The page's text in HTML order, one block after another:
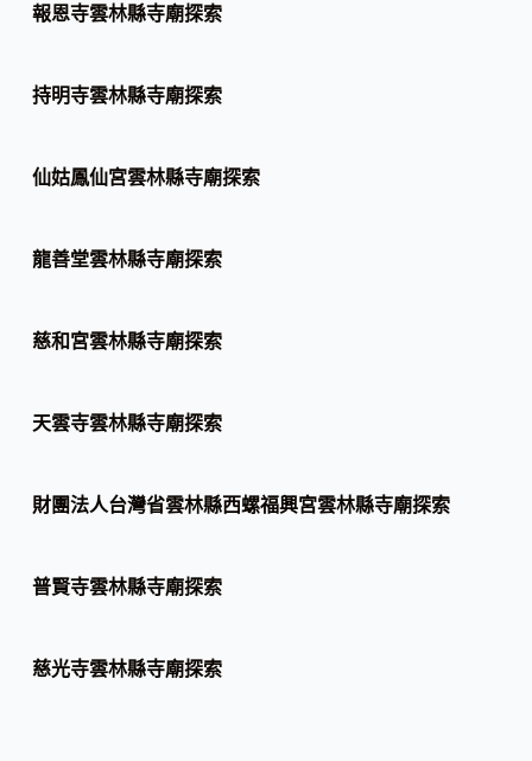
報恩寺雲林縣寺廟探索
持明寺雲林縣寺廟探索
仙姑鳳仙宮雲林縣寺廟探索
龍善堂雲林縣寺廟探索
慈和宮雲林縣寺廟探索
天雲寺雲林縣寺廟探索
財團法人台灣省雲林縣西螺福興宮雲林縣寺廟探索
普賢寺雲林縣寺廟探索
慈光寺雲林縣寺廟探索